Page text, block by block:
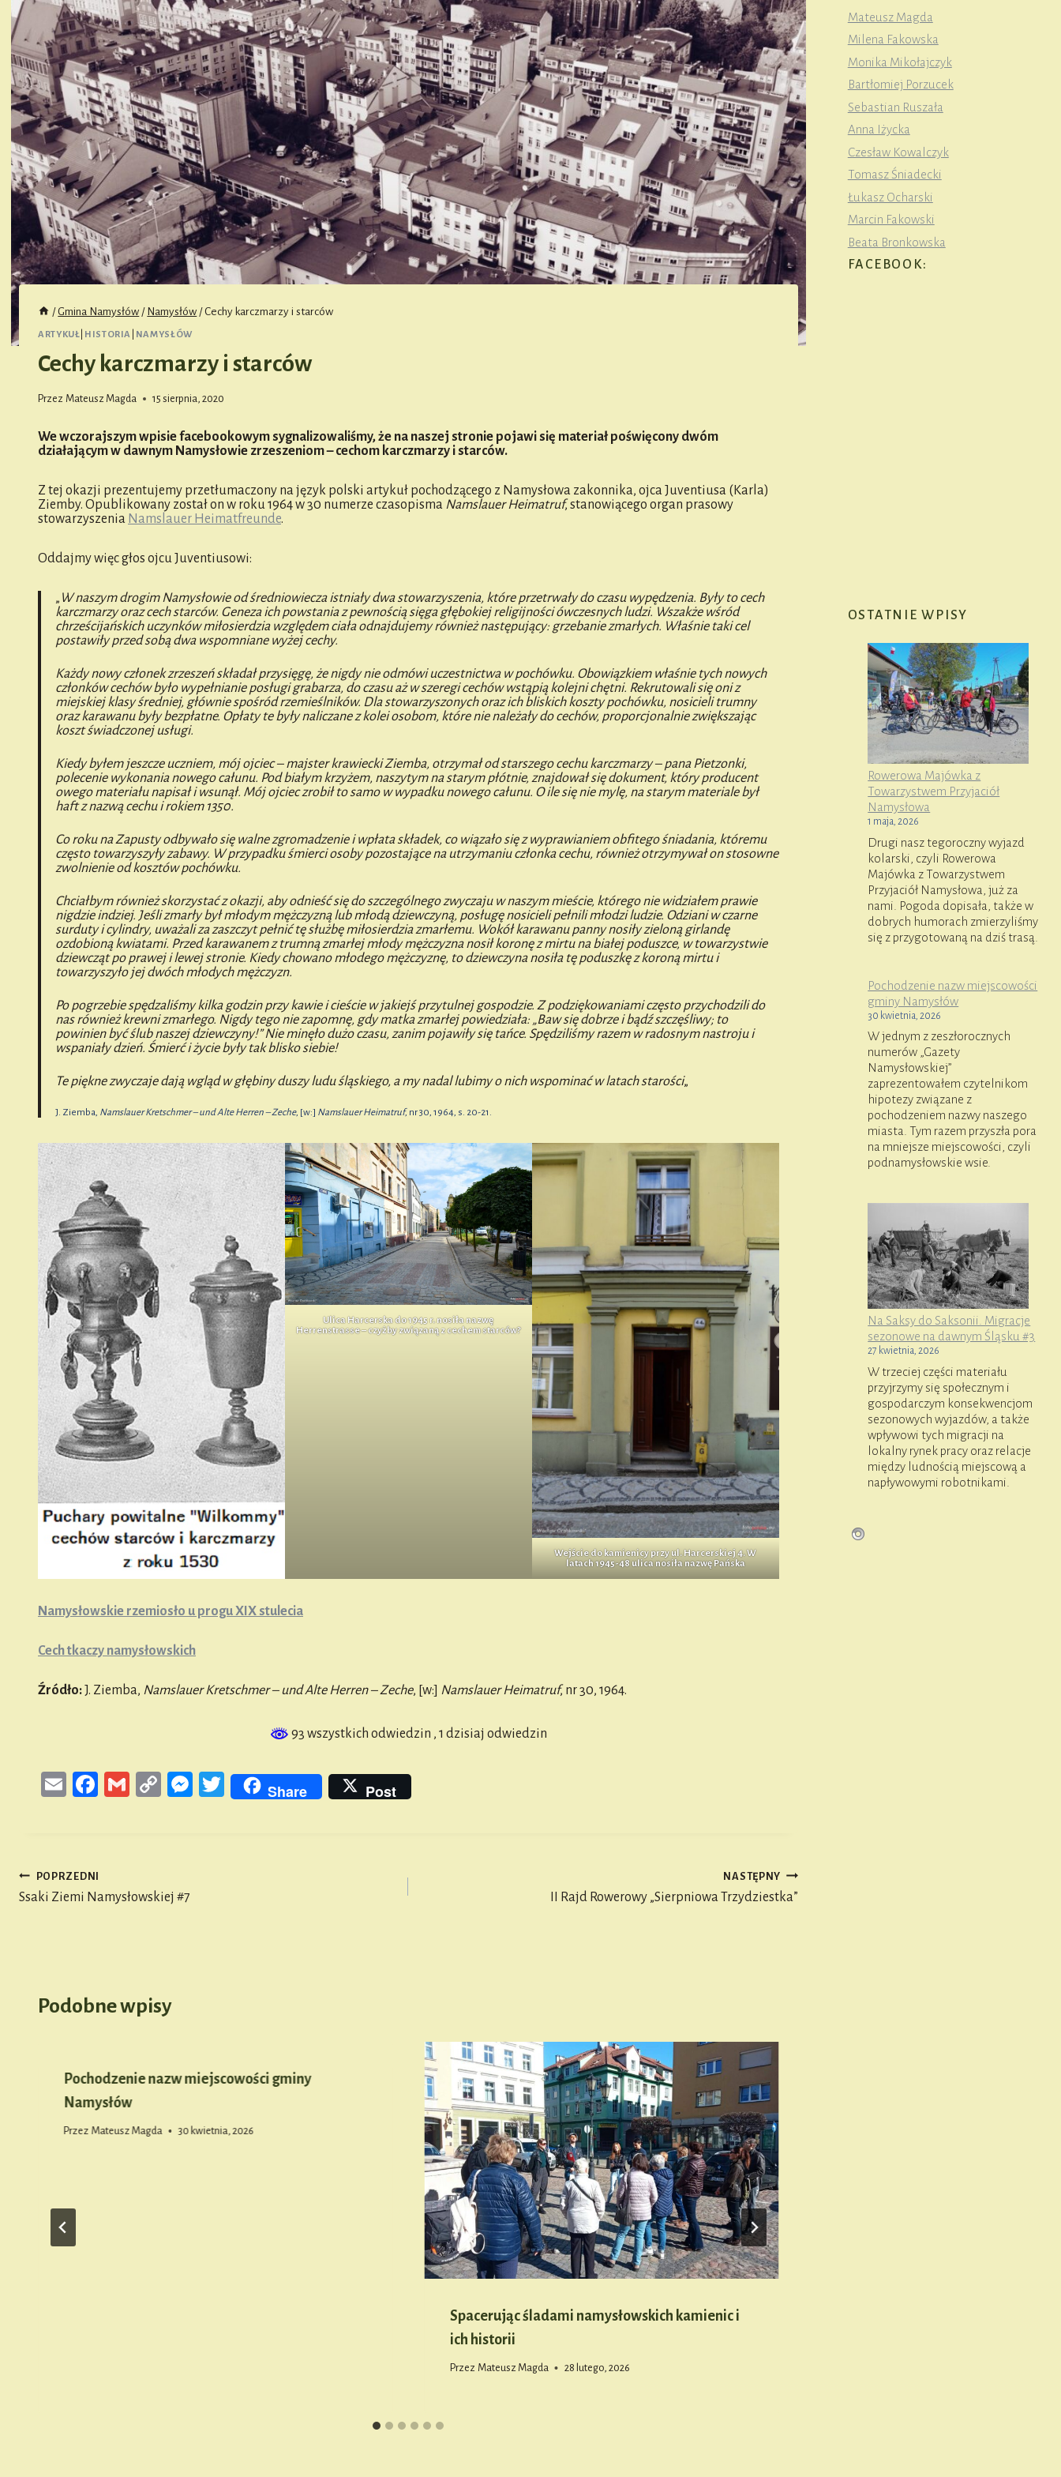
/ Gmina Namysłów / Namysłów / Cechy karczmarzy i starców
ARTYKUŁ HISTORIA NAMYSŁÓW
Cechy karczmarzy i starców
Przez Mateusz Magda 15 sierpnia, 2020
We wczorajszym wpisie facebookowym sygnalizowaliśmy, że na naszej stronie pojawi się materiał poświęcony dwóm
działającym w dawnym Namysłowie zrzeszeniom – cechom karczmarzy i starców.
Z tej okazji prezentujemy przetłumaczony na język polski artykuł pochodzącego z Namysłowa zakonnika, ojca Juventiusa (Karla)
Ziemby. Opublikowany został on w roku 1964 w 30 numerze czasopisma Namslauer Heimatruf, stanowiącego organ prasowy
stowarzyszenia Namslauer Heimatfreunde.
Oddajmy więc głos ojcu Juventiusowi:
„ W naszym drogim Namysłowie od średniowiecza istniały dwa stowarzyszenia, które przetrwały do ​​czasu wypędzenia. Były to cech
karczmarzy oraz cech starców. Geneza ich powstania z pewnością sięga głębokiej religijności ówczesnych ludzi. Wszakże wśród
chrześcijańskich uczynków miłosierdzia względem ciała odnajdujemy również następujący: grzebanie zmarłych. Właśnie taki cel
postawiły przed sobą dwa wspomniane wyżej cechy.
Każdy nowy członek zrzeszeń składał przysięgę, że nigdy nie odmówi uczestnictwa w pochówku. Obowiązkiem właśnie tych nowych
członków cechów było wypełnianie posługi grabarza, do czasu aż w szeregi cechów wstąpią kolejni chętni. Rekrutowali się oni z
miejskiej klasy średniej, głównie spośród rzemieślników. Dla stowarzyszonych oraz ich bliskich koszty pochówku, nosicieli trumny
oraz karawanu były bezpłatne. Opłaty te były naliczane z kolei osobom, które nie należały do cechów, proporcjonalnie zwiększając
koszt świadczonej usługi.
Kiedy byłem jeszcze uczniem, mój ojciec – majster krawiecki Ziemba, otrzymał od starszego cechu karczmarzy – pana Pietzonki,
polecenie wykonania nowego całunu. Pod białym krzyżem, naszytym na starym płótnie, znajdował się dokument, który producent
owego materiału napisał i wsunął. Mój ojciec zrobił to samo w wypadku nowego całunu. O ile się nie mylę, na starym materiale był
haft z nazwą cechu i rokiem 1350.
Co roku na Zapusty odbywało się walne zgromadzenie i wpłata składek, co wiązało się z wyprawianiem obfitego śniadania, któremu
często towarzyszyły zabawy. W przypadku śmierci osoby pozostające na utrzymaniu członka cechu, również otrzymywał on stosowne
zwolnienie od kosztów pochówku.
Chciałbym również skorzystać z okazji, aby odnieść się do szczególnego zwyczaju w naszym mieście, którego nie widziałem prawie
nigdzie indziej. Jeśli zmarły był młodym mężczyzną lub młodą dziewczyną, posługę nosicieli pełnili młodzi ludzie. Odziani w czarne
surduty i cylindry, uważali za zaszczyt pełnić tę służbę miłosierdzia zmarłemu. Wokół karawanu panny nosiły zieloną girlandę
ozdobioną kwiatami. Przed karawanem z trumną zmarłej młody mężczyzna nosił koronę z mirtu na białej poduszce, w towarzystwie
dziewcząt po prawej i lewej stronie. Kiedy chowano młodego mężczyznę, to dziewczyna nosiła tę poduszkę z koroną mirtu i
towarzyszyło jej dwóch młodych mężczyzn.
Po pogrzebie spędzaliśmy kilka godzin przy kawie i cieście w jakiejś przytulnej gospodzie. Z podziękowaniami często przychodzili do
nas również krewni zmarłego. Nigdy tego nie zapomnę, gdy matka zmarłej powiedziała: „Baw się dobrze i bądź szczęśliwy; to
powinien być ślub naszej dziewczyny!” Nie minęło dużo czasu, zanim pojawiły się tańce. Spędziliśmy razem w radosnym nastroju i
wspaniały dzień. Śmierć i życie były tak blisko siebie!
Te piękne zwyczaje dają wgląd w głębiny duszy ludu śląskiego, a my nadal lubimy o nich wspominać w latach starości„
J. Ziemba, Namslauer Kretschmer – und Alte Herren – Zeche, [w:] Namslauer Heimatruf, nr 30, 1964, s. 20-21.
Ulica Harcerska do 1945 r. nosiła nazwę
Herrenstrasse – czyżby związaną z cechem starców?
Wejście do kamienicy przy ul. Harcerskiej 4. W
latach 1945-48 ulica nosiła nazwę Pańska
Namysłowskie rzemiosło u progu XIX stulecia
Cech tkaczy namysłowskich
Źródło:J. Ziemba, Namslauer Kretschmer – und Alte Herren – Zeche, [w:] Namslauer Heimatruf, nr 30, 1964.
93 wszystkich odwiedzin , 1 dzisiaj odwiedzin
E
Fa
G
Co
M
T
Share Post
Nawigacja
POPRZEDNI
Ssaki Ziemi Namysłowskiej #7
NASTĘPNY
II Rajd Rowerowy „Sierpniowa Trzydziestka”
Podobne wpisy
Pochodzenie nazw miejscowości gminy
Namysłów
Przez Mateusz Magda 30 kwietnia, 2026
Spacerując śladami namysłowskich kamienic i
ich historii
Przez Mateusz Magda 28 lutego, 2026
Mateusz Magda
Milena Fakowska
Monika Mikołajczyk
Bartłomiej Porzucek
Sebastian Ruszała
Anna Iżycka
Czesław Kowalczyk
Tomasz Śniadecki
Łukasz Ocharski
Marcin Fakowski
Beata Bronkowska
FACEBOOK:
OSTATNIE WPISY
Rowerowa Majówka z
Towarzystwem Przyjaciół
Namysłowa
1 maja, 2026
Drugi nasz tegoroczny wyjazd
kolarski, czyli Rowerowa
Majówka z Towarzystwem
Przyjaciół Namysłowa, już za
nami. Pogoda dopisała, także w
dobrych humorach zmierzyliśmy
się z przygotowaną na dziś trasą.
Pochodzenie nazw miejscowości
gminy Namysłów
30 kwietnia, 2026
W jednym z zeszłorocznych
numerów „Gazety
Namysłowskiej”
zaprezentowałem czytelnikom
hipotezy związane z
pochodzeniem nazwy naszego
miasta. Tym razem przyszła pora
na mniejsze miejscowości, czyli
podnamysłowskie wsie.
Na Saksy do Saksonii. Migracje
sezonowe na dawnym Śląsku #3
27 kwietnia, 2026
W trzeciej części materiału
przyjrzymy się społecznym i
gospodarczym konsekwencjom
sezonowych wyjazdów, a także
wpływowi tych migracji na
lokalny rynek pracy oraz relacje
między ludnością miejscową a
napływowymi robotnikami.